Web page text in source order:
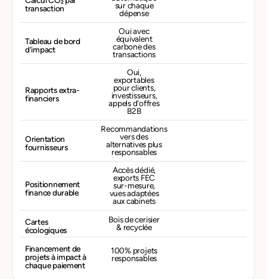
transaction
sur chaque
dépense
Tableau de bord
d’impact
Oui avec
équivalent
carbone des
transactions
Rapports extra-
financiers
Oui,
exportables
pour clients,
investisseurs,
appels d'offres
B2B
Orientation
fournisseurs
Recommandations
vers des
alternatives plus
responsables
Positionnement
finance durable
Accès dédié,
exports FEC
sur-mesure,
vues adaptées
aux cabinets
Cartes
écologiques
Bois de cerisier
& recyclée
Financement de
projets à impact à
chaque paiement
100% projets
responsables